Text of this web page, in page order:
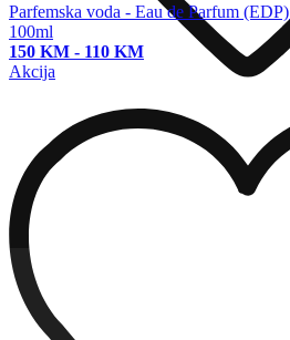
Parfemska voda - Eau de Parfum (EDP)
100ml
150 KM - 110 KM
Akcija